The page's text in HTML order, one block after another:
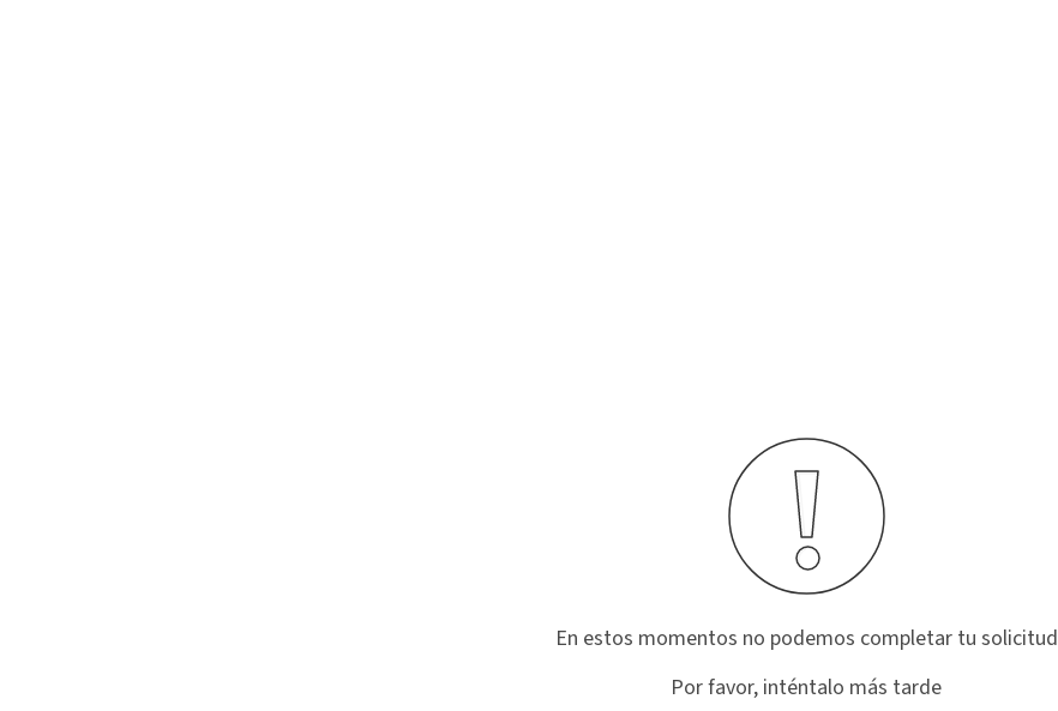
En estos momentos no podemos completar tu solicitud
Por favor, inténtalo más tarde